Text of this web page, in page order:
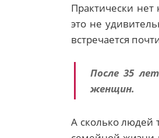
Практически
это не
встречается
После 35
женщин.
А сколько людей